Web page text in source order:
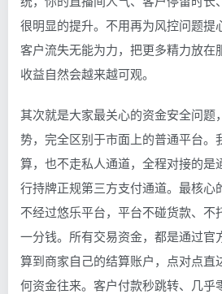
很明显的提升。不用再为风控问题提
客户流失无能为力，把更多精力放在
收益自然会越来越可观。
其次就是大家最关心的资金安全问题
势，完全区别于市面上的普通平台。
算，也不走私人通道，全程对接的是
行持牌正规第三方支付通道。最核心
不经过悠乐平台，平台不碰货款、不
一分钱。所有交易资金，都是通过官
算到商家自己的结算账户，点对点直
何资金往来。客户付款秒跳转、几乎